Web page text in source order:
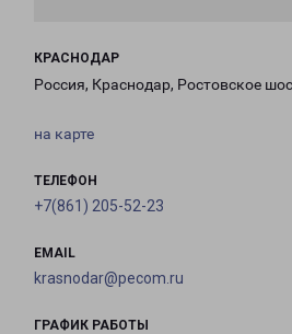
КРАСНОДАР
Россия, Краснодар, Ростовское
на карте
ТЕЛЕФОН
+7(861) 205-52-23
EMAIL
krasnodar@pecom.ru
ГРАФИК РАБОТЫ